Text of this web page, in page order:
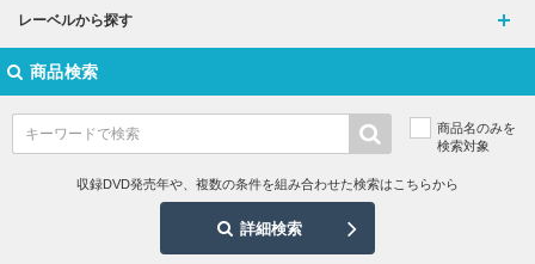
レーベルから探す
商品検索
商品名のみを
検索対象
収録DVD発売年や、複数の条件を組み合わせた検索はこちらから
詳細検索